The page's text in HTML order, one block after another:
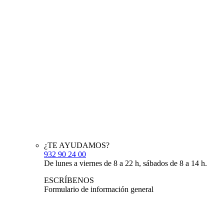
¿TE AYUDAMOS?
932 90 24 00
De lunes a viernes de 8 a 22 h, sábados de 8 a 14 h.
ESCRÍBENOS
Formulario de información general